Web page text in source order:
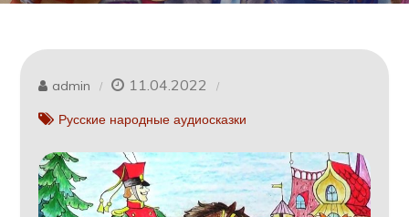
admin 11.04.2022
Русские народные аудиосказки